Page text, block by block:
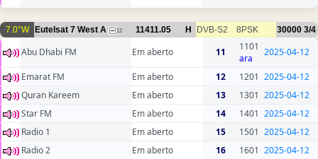
7.0°W Eutelsat 7 West A 12 11411.05 H DVB-S2 8PSK 30000 3/4
Abu Dhabi FM Em aberto 11
1101
ara
2025-04-12
Emarat FM Em aberto 12 1201 2025-04-12
Quran Kareem
Em aberto 13 1301 2025-04-12
Star FM
Em aberto 14 1401 2025-04-12
Radio 1
Em aberto 15 1501 2025-04-12
Radio 2
Em aberto 16 1601 2025-04-12